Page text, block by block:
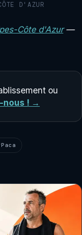
D'AZUR
Côte d'Azur—
ou
nous ! →